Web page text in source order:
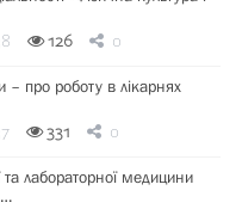
126 0
– про роботу в лікарнях
331 0
та лабораторної медицини